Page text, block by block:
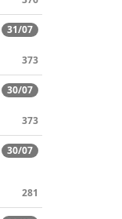
31/07
373
30/07
373
30/07
281